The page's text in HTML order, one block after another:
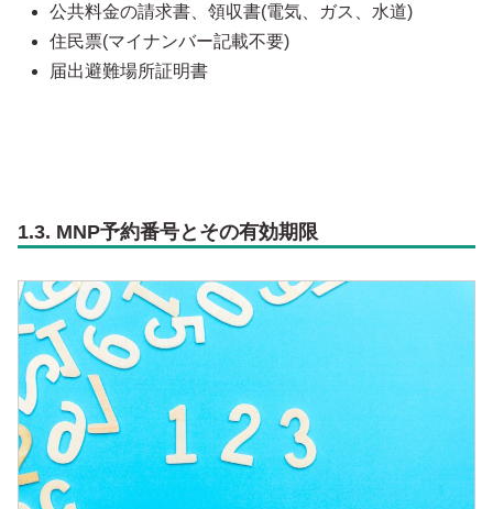
公共料金の請求書、領収書(電気、ガス、水道)
住民票(マイナンバー記載不要)
届出避難場所証明書
1.3. MNP予約番号とその有効期限